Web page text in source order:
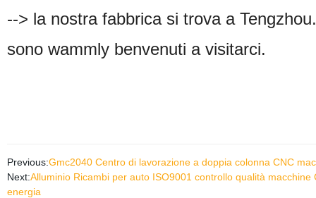
--> la nostra fabbrica si trova a
sono wammly benvenuti a visitarci.
Previous:Gmc2040 Centro di lavorazione a doppia colonna CNC
Next:Alluminio Ricambi per auto ISO9001 controllo qualità
energia